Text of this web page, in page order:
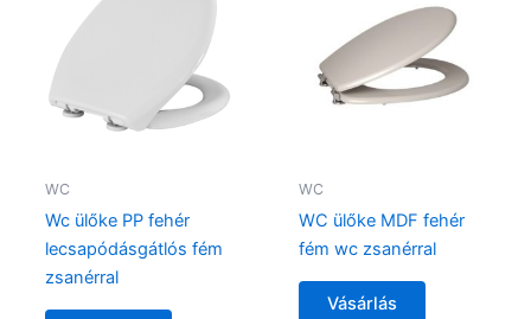
WC
Wc ülőke PP fehér
lecsapódásgátlós fém
zsanérral
WC
WC ülőke MDF fehér
fém wc zsanérral
Vásárlás